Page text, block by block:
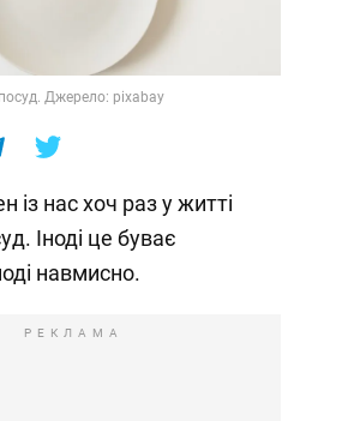
Джерело: pixabay
із нас хоч раз у житті
Іноді це буває
навмисно.
РЕКЛАМА